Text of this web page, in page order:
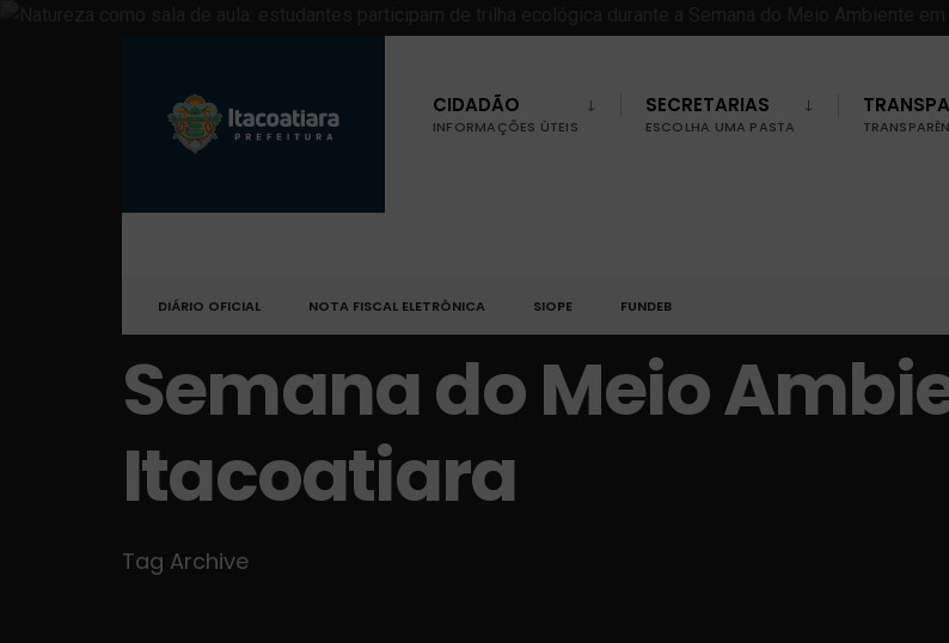
CIDADÃO
INFORMAÇÕES ÚTEIS
SECRETARIAS
ESCOLHA UMA PASTA
DIÁRIO OFICIAL NOTA FISCAL ELETRÔNICA SIOPE FUNDEB
Semana do Meio
Itacoatiara
Tag Archive